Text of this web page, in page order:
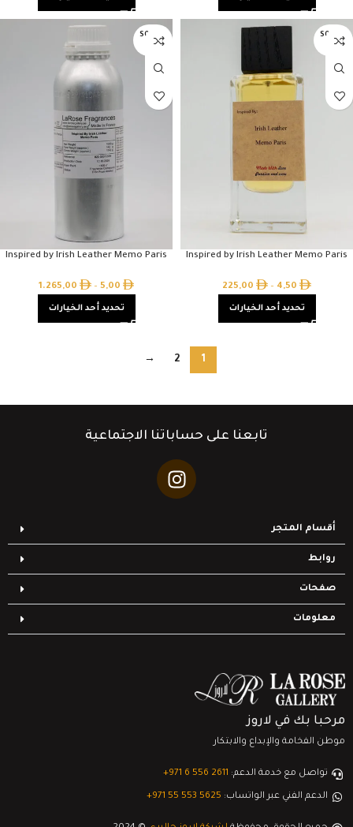
SOLD O
UT
Inspired by Irish Leather Memo Paris
4,50
–
225,00
تحديد أحد الخيارات
SOLD O
UT
Inspired by Irish Leather Memo Paris
5,00
–
1.265,00
تحديد أحد الخيارات
1
2
→
تابعنا على حساباتنا الاجتماعية
أقسام المتجر
روابط
صفحات
معلومات
مرحبا بك في لاروز
موطن الفخامة والإبداع والابتكار
تواصل مع خدمة الدعم: ‎+971 6 556 2611
الدعم الفني عبر الواتساب: ‎+971 55 553 5625